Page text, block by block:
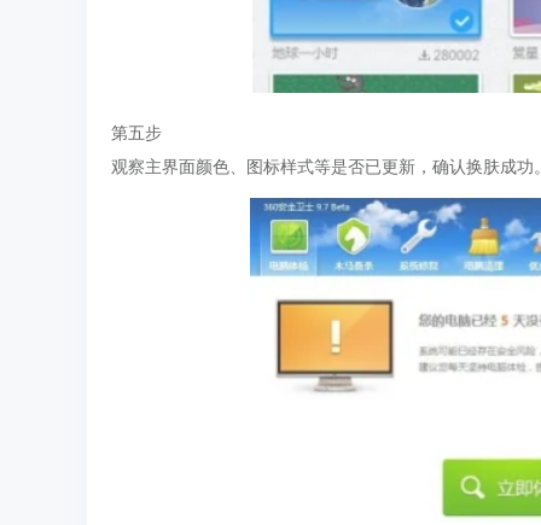
第五步
观察主界面颜色、图标样式等是否已更新，确认换肤成功